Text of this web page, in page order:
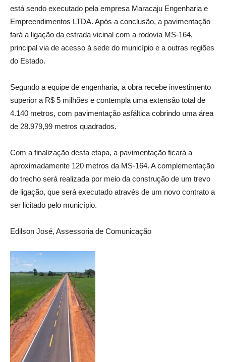
está sendo executado pela empresa Maracaju Engenharia e
Empreendimentos LTDA. Após a conclusão, a pavimentação
fará a ligação da estrada vicinal com a rodovia MS-164,
principal via de acesso à sede do município e a outras regiões
do Estado.
Segundo a equipe de engenharia, a obra recebe investimento
superior a R$ 5 milhões e contempla uma extensão total de
4.140 metros, com pavimentação asfáltica cobrindo uma área
de 28.979,99 metros quadrados.
Com a finalização desta etapa, a pavimentação ficará a
aproximadamente 120 metros da MS-164. A complementação
do trecho será realizada por meio da construção de um trevo
de ligação, que será executado através de um novo contrato a
ser licitado pelo município.
Edilson José, Assessoria de Comunicação